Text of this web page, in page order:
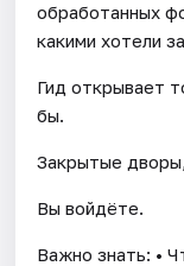
обработанных
какими хотели
Гид открывает
бы.
Закрытые
Вы войдёте.
Важно знать: •